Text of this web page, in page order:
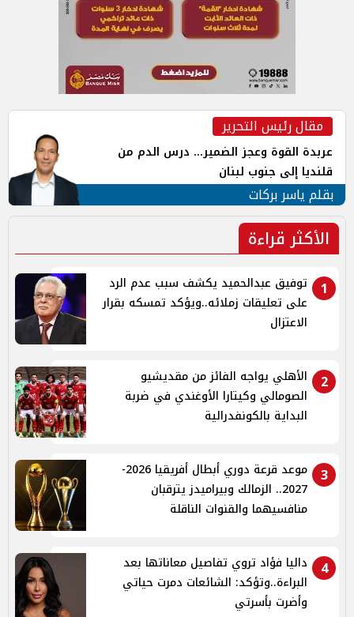
مقال رئيس التحرير
عربدة القوة وعجز الضمير... درس الدم من
قلنديا إلى جنوب لبنان
بقلم ياسر بركات
الأكثر قراءة
1
توفيق عبدالحميد يكشف سبب عدم الرد
على تعليقات زملائه..ويؤكد تمسكه بقرار
الاعتزال
2
الأهلي يواجه الفائز من مقديشيو
الصومالي وكيتارا الأوغندي في ضربة
البداية بالكونفدرالية
3
موعد قرعة دوري أبطال أفريقيا 2026-
2027.. الزمالك وبيراميدز يترقبان
منافسيهما والقنوات الناقلة
4
داليا فؤاد تروي تفاصيل معاناتها بعد
البراءة..وتؤكد: الشائعات دمرت حياتي
وأضرت بأسرتي